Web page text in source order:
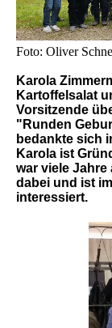
Foto: Oliver
Karola
Kartoffelsalat
Vorsitzende
"Runden
bedankte sich
Karola ist
war viele
dabei und ist
interessiert.